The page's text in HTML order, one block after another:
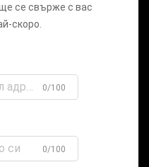
се свърже с вас
скоро.
0/100
0/100